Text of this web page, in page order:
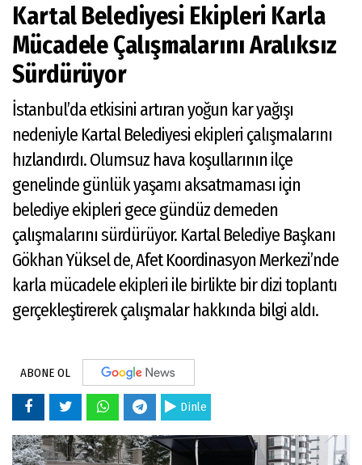
Kartal Belediyesi Ekipleri Karla
Mücadele Çalışmalarını Aralıksız
Sürdürüyor
İstanbul’da etkisini artıran yoğun kar yağışı
nedeniyle Kartal Belediyesi ekipleri çalışmalarını
hızlandırdı. Olumsuz hava koşullarının ilçe
genelinde günlük yaşamı aksatmaması için
belediye ekipleri gece gündüz demeden
çalışmalarını sürdürüyor. Kartal Belediye Başkanı
Gökhan Yüksel de, Afet Koordinasyon Merkezi’nde
karla mücadele ekipleri ile birlikte bir dizi toplantı
gerçekleştirerek çalışmalar hakkında bilgi aldı.
ABONE OL
Dinle